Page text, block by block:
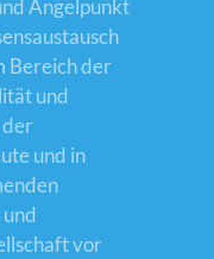
Angelpunkt
Bereich der
und
der
und in
vor